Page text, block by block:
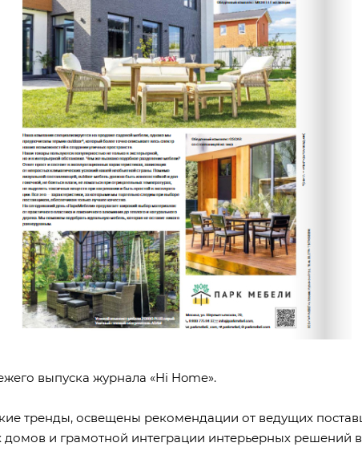
выпуска журнала «Hi Home».
тренды, освещены рекомендации от ведущих
домов и грамотной интеграции интерьерных решений